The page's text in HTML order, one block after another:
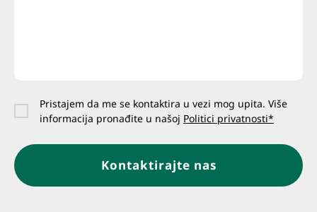
Pristajem da me se kontaktira u vezi mog upita. Više
informacija pronađite u našoj Politici privatnosti*
Kontaktirajte nas